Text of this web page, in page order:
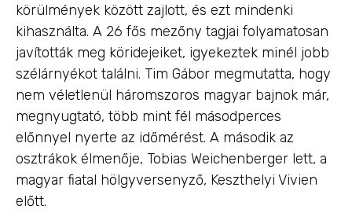
körülmények között zajlott, és ezt mindenki
kihasználta. A 26 fős mezőny tagjai folyamatosan
javították meg köridejeiket, igyekeztek minél jobb
szélárnyékot találni. Tim Gábor megmutatta, hogy
nem véletlenül háromszoros magyar bajnok már,
megnyugtató, több mint fél másodperces
előnnyel nyerte az időmérést. A második az
osztrákok élmenője, Tobias Weichenberger lett, a
magyar fiatal hölgyversenyző, Keszthelyi Vivien
előtt.